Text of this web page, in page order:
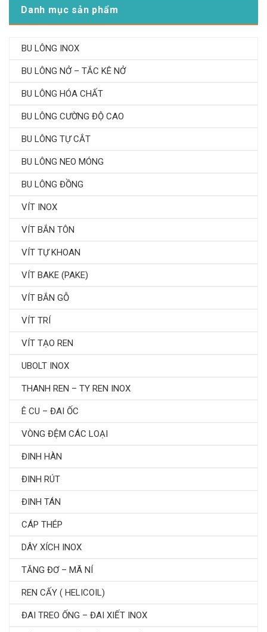
Danh mục sản phẩm
BU LÔNG INOX
BU LÔNG NỞ – TẮC KÊ NỞ
BU LÔNG HÓA CHẤT
BU LÔNG CƯỜNG ĐỘ CAO
BU LÔNG TỰ CẮT
BU LÔNG NEO MÓNG
BU LÔNG ĐỒNG
VÍT INOX
VÍT BẮN TÔN
VÍT TỰ KHOAN
VÍT BAKE (PAKE)
VÍT BẮN GỖ
VÍT TRÍ
VÍT TẠO REN
UBOLT INOX
THANH REN – TY REN INOX
Ê CU – ĐAI ỐC
VÒNG ĐỆM CÁC LOẠI
ĐINH HÀN
ĐINH RÚT
ĐINH TÁN
CÁP THÉP
DÂY XÍCH INOX
TĂNG ĐƠ – MÃ NÍ
REN CẤY ( HELICOIL)
ĐAI TREO ỐNG – ĐAI XIẾT INOX